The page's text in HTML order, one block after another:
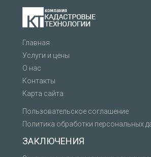
Главная
Услуги и цены
О нас
Контакты
Карта сайта
Пользовательское соглашение
Политика обработки персональных
ЗАКЛЮЧЕНИЯ